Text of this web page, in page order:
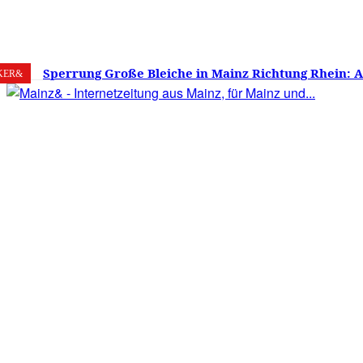
7. August 2026 24.8 Mainz
Sperrung Große Bleiche in Mainz Richtung Rhein:
verwirrt, Mainzer stinksauer – Haben die Mainzer